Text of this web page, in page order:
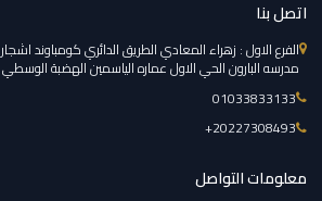
اتصل بنا
مدرسه البارون الحي الاول عماره الياسمين الهضبة الوسطي
01033833133
‎+20227308493
معلومات التواصل